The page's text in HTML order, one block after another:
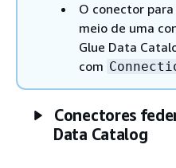
O conector
meio de uma
Glue Data
com
Conectores
Data Catalog